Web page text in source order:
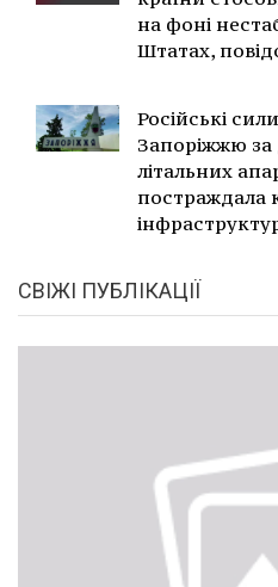
на фоні
Штатах,
Російські
Запоріжжю
літальних
постраждала
СВІЖІ ПУБЛІКАЦІЇ